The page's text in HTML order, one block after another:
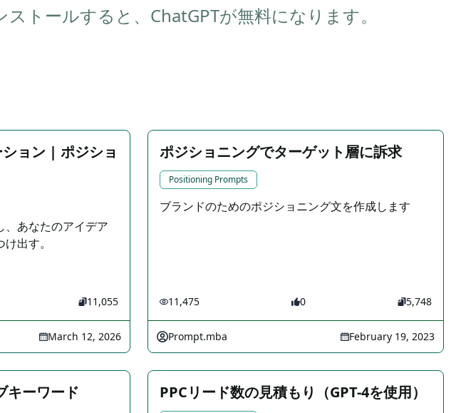
トールすると、ChatGPTが無料になります。
ョン | ポジショ
、あなたのアイデア
出す。
11,055
March 12, 2026
ポジショニングでターゲット層に訴求
Positioning Prompts
ブランドのためのポジショニング文を作成します
11,475 0 5,748
Prompt.mba February 19, 2023
キーワード PPCリード数の見積もり（GPT-4を使用）